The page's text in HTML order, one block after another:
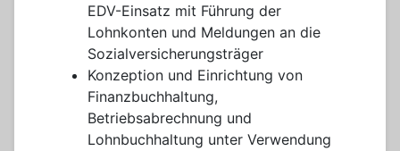
EDV-Einsatz mit Führung der
Lohnkonten und Meldungen an die
Sozialversicherungsträger
Konzeption und Einrichtung von
Finanzbuchhaltung,
Betriebsabrechnung und
Lohnbuchhaltung unter Verwendung